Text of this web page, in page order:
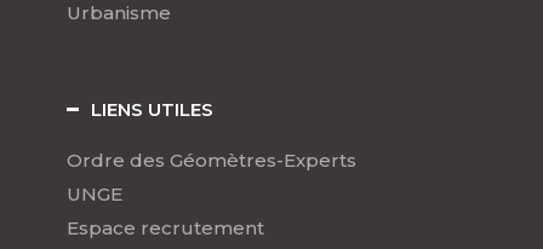
Urbanisme
LIENS UTILES
Ordre des Géomètres-Experts
UNGE
Espace recrutement